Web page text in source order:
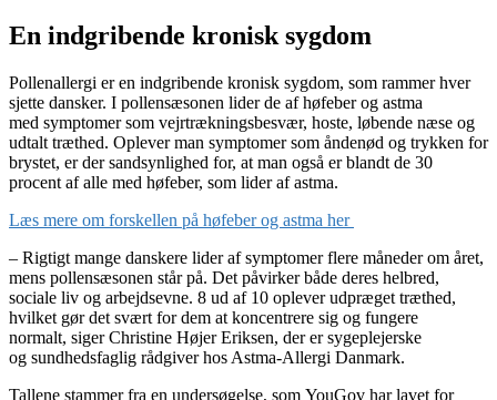
En indgribende kronisk sygdom
Pollenallergi er en indgribende kronisk sygdom, som rammer hver
sjette dansker. I pollensæsonen lider de af høfeber og astma
med symptomer som vejrtrækningsbesvær, hoste, løbende næse og
udtalt træthed. Oplever man symptomer som åndenød og trykken for
brystet, er der sandsynlighed for, at man også er blandt de 30
procent af alle med høfeber, som lider af astma.
Læs mere om forskellen på høfeber og astma her
– Rigtigt mange danskere lider af symptomer flere måneder om året,
mens pollensæsonen står på. Det påvirker både deres helbred,
sociale liv og arbejdsevne. 8 ud af 10 oplever udpræget træthed,
hvilket gør det svært for dem at koncentrere sig og fungere
normalt, siger Christine Højer Eriksen, der er sygeplejerske
og sundhedsfaglig rådgiver hos Astma-Allergi Danmark.
Tallene stammer fra en undersøgelse, som YouGov har lavet for